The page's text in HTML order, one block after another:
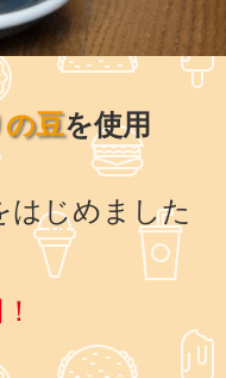
豆を使用
はじめました